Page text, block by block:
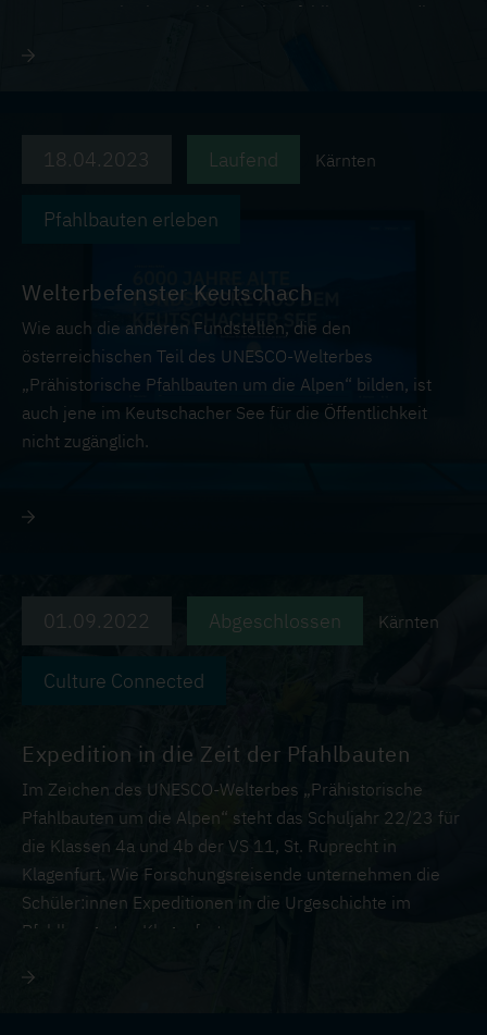
UNESCO-Welterbe Prähistorische Pfahlbauten um die
18.04.2023 Laufend Kärnten
Pfahlbauten erleben
Welterbefenster Keutschach
Wie auch die anderen Fundstellen, die den
österreichischen Teil des UNESCO-Welterbes
„Prähistorische Pfahlbauten um die Alpen“ bilden, ist
auch jene im Keutschacher See für die Öffentlichkeit
nicht zugänglich.
01.09.2022 Abgeschlossen Kärnten
Culture Connected
Expedition in die Zeit der Pfahlbauten
Im Zeichen des UNESCO-Welterbes „Prähistorische
Pfahlbauten um die Alpen“ steht das Schuljahr 22/23 für
die Klassen 4a und 4b der VS 11, St. Ruprecht in
Klagenfurt. Wie Forschungsreisende unternehmen die
Schüler:innen Expeditionen in die Urgeschichte im
Pfahlbaugarten Klagenfurt.